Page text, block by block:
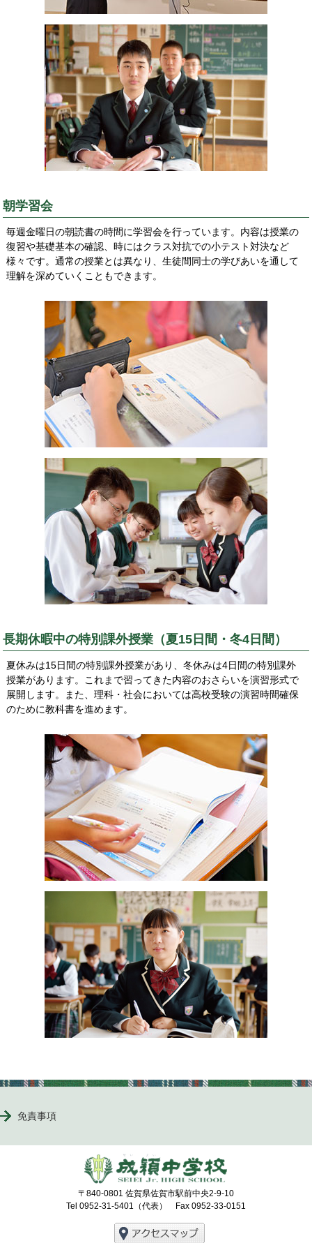
朝学習会
毎週金曜日の朝読書の時間に学習会を行っています。内容は授業の
復習や基礎基本の確認、時にはクラス対抗での小テスト対決など
様々です。通常の授業とは異なり、生徒間同士の学びあいを通して
理解を深めていくこともできます。
長期休暇中の特別課外授業（夏15日間・冬4日間）
夏休みは15日間の特別課外授業があり、冬休みは4日間の特別課外
授業があります。これまで習ってきた内容のおさらいを演習形式で
展開します。また、理科・社会においては高校受験の演習時間確保
のために教科書を進めます。
免責事項
〒840-0801 佐賀県佐賀市駅前中央2-9-10
Tel 0952-31-5401（代表） Fax 0952-33-0151